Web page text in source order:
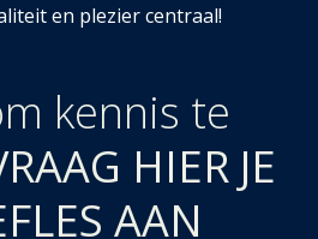
en plezier centraal!
kennis te
HIER JE
AAN